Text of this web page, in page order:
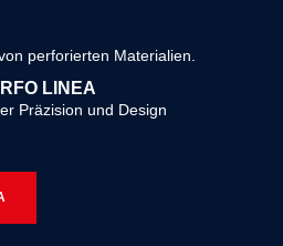
perforierten Materialien.
LINEA
Präzision und Design